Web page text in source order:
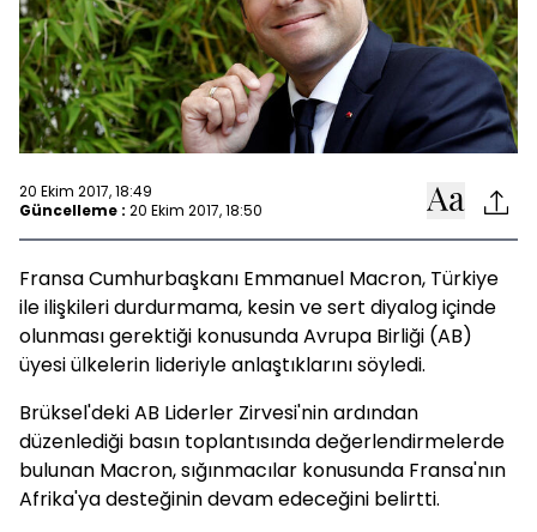
20 Ekim 2017, 18:49
Güncelleme : 20 Ekim 2017, 18:50
Fransa Cumhurbaşkanı Emmanuel Macron, Türkiye
ile ilişkileri durdurmama, kesin ve sert diyalog içinde
olunması gerektiği konusunda Avrupa Birliği (AB)
üyesi ülkelerin lideriyle anlaştıklarını söyledi.
Brüksel'deki AB Liderler Zirvesi'nin ardından
düzenlediği basın toplantısında değerlendirmelerde
bulunan Macron, sığınmacılar konusunda Fransa'nın
Afrika'ya desteğinin devam edeceğini belirtti.